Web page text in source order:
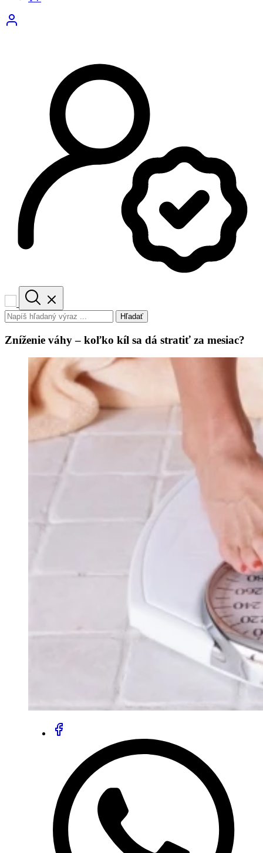
Hľadať
Zníženie váhy – koľko kíl sa dá stratiť za mesiac?